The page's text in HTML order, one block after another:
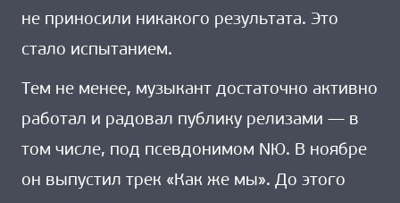
не приносили никакого результата. Это
стало испытанием.
Тем не менее, музыкант достаточно активно
работал и радовал публику релизами — в
том числе, под псевдонимом NЮ. В ноябре
он выпустил трек «Как же мы». До этого